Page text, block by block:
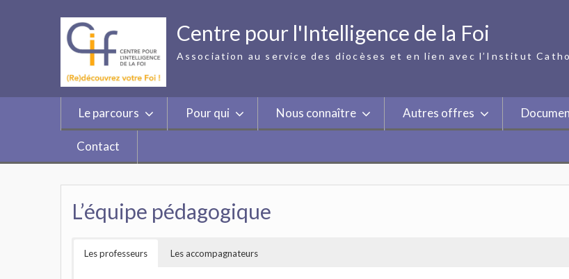
Centre pour l'Intelligence de la Foi
Association au service des diocèses et en lien avec l’Institut
Le parcours Pour qui Nous connaître Autres offres
Contact
L’équipe pédagogique
Les professeurs Les accompagnateurs